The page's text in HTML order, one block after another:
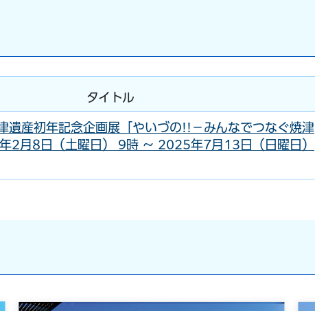
タイトル
遺産初年記念企画展「やいづの!!－みんなでつなぐ焼津
2月8日（土曜日） 9時 ～ 2025年7月13日（日曜日）